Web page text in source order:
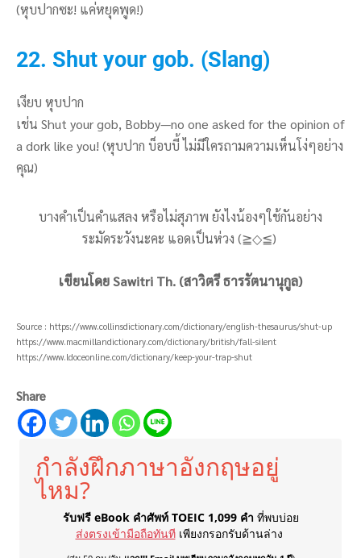
(หุบปากซะ! แค่หยุดพูด!)
22. Shut your gob. (Slang)
เงียบ หุบปาก
เช่น Shut your gob, Bobby—no one asked for the opinion of
a dork like you! (หุบปาก บ็อบบี้ ไม่มีใครถามความเห็นโง่ๆอย่าง
คุณ)
บางคำเป็นคำแสลง หรือไม่สุภาพ ยังไงน้องๆใช้กันอย่าง
ระมัดระวังนะคะ แอดเป็นห่วง (≧◇≦)
เขียนโดย Sawitri Th. (สาวิตรี ธารรัตนานุกูล)
Source : https://www.collinsdictionary.com/dictionary/english-thesaurus/shut-up
https://www.macmillandictionary.com/dictionary/british/fall-silent
https://www.ldoceonline.com/dictionary/keep-your-trap-shut
Share
กำลังฝึกภาษาอังกฤษอยู่
ไหม?
รับฟรี eBook คำศัพท์ TOEIC 1,099 คำ ที่พบบ่อย
ส่งตรงเข้ามือถือทันที เพียงกรอกรับด้านล่าง